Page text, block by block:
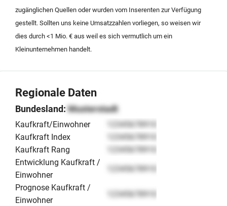
zugänglichen Quellen oder wurden vom Inserenten zur Verfügung
gestellt. Sollten uns keine Umsatzzahlen vorliegen, so weisen wir
dies durch <1 Mio. € aus weil es sich vermutlich um ein
Kleinunternehmen handelt.
Regionale Daten
Bundesland: Musterstadt
Kaufkraft/Einwohner
12345678910
Kaufkraft Index
12345678910
Kaufkraft Rang
12345678910
Entwicklung Kaufkraft /
Einwohner
12345678910
Prognose Kaufkraft /
Einwohner
12345678910